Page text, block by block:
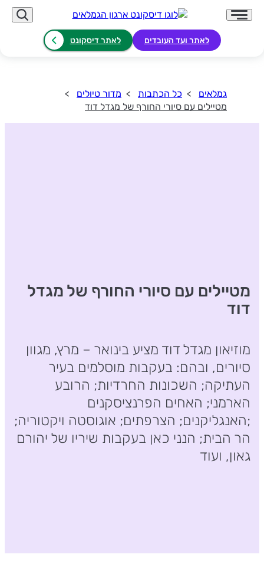
לאתר ועד העובדים לאתר דיסקונט
גמלאים כל הכתבות
מדור טיולים
מטיילים עם סיורי החורף של מגדל דוד
מטיילים עם סיורי החורף של מגדל
דוד
מוזיאון מגדל דוד מציע בינואר – מרץ, מגוון
סיורים, ובהם: בעקבות מוסלמים בעיר
העתיקה; השכונות החרדיות; הרובע
הארמני; האחים הפרנציסקנים
;האנגליקנים; הצרפתים; אוגוסטה ויקטוריה;
הר הבית; הנני כאן בעקבות שיריו של יהורם
גאון, ועוד